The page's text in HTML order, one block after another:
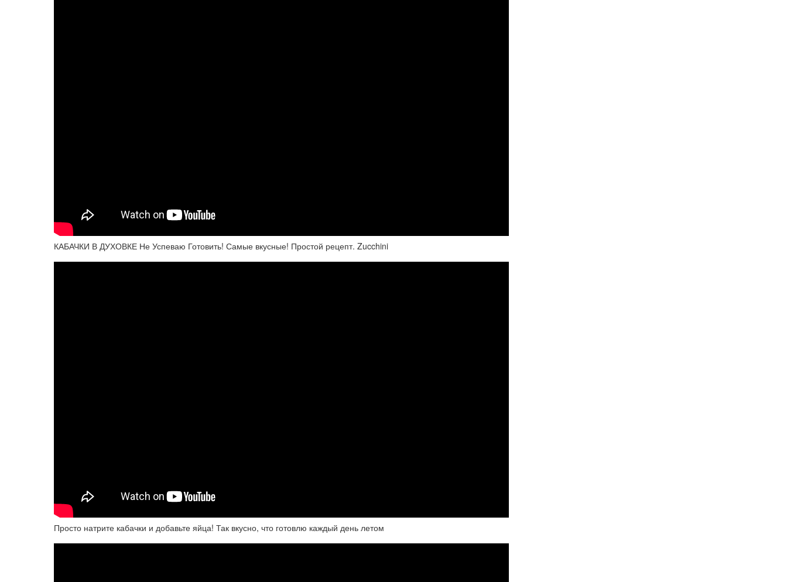
КАБАЧКИ В ДУХОВКЕ Не Успеваю Готовить! Самые вкусные! Простой рецепт. Zucchini
Просто натрите кабачки и добавьте яйца! Так вкусно, что готовлю каждый день летом